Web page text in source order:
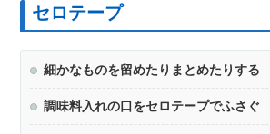
セロテープ
細かなものを留めたりまとめたりする
調味料入れの口をセロテープでふさぐ